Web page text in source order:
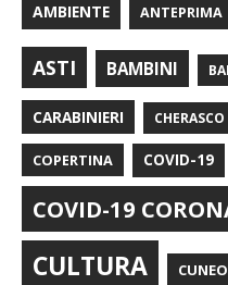
AMBIENTE ANTEPRIMA
ASTI BAMBINI
CARABINIERI CHERASCO
COPERTINA COVID-19
COVID-19
CULTURA CUNEO